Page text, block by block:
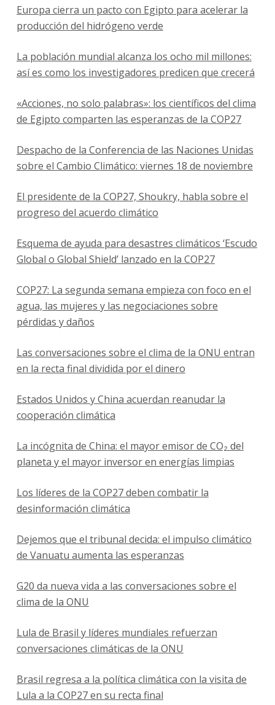
Europa cierra un pacto con Egipto para acelerar la
producción del hidrógeno verde
La población mundial alcanza los ocho mil millones:
así es como los investigadores predicen que crecerá
«Acciones, no solo palabras»: los científicos del clima
de Egipto comparten las esperanzas de la COP27
Despacho de la Conferencia de las Naciones Unidas
sobre el Cambio Climático: viernes 18 de noviembre
El presidente de la COP27, Shoukry, habla sobre el
progreso del acuerdo climático
Esquema de ayuda para desastres climáticos ‘Escudo
Global o Global Shield’ lanzado en la COP27
COP27: La segunda semana empieza con foco en el
agua, las mujeres y las negociaciones sobre
pérdidas y daños
Las conversaciones sobre el clima de la ONU entran
en la recta final dividida por el dinero
Estados Unidos y China acuerdan reanudar la
cooperación climática
La incógnita de China: el mayor emisor de CO₂ del
planeta y el mayor inversor en energías limpias
Los líderes de la COP27 deben combatir la
desinformación climática
Dejemos que el tribunal decida: el impulso climático
de Vanuatu aumenta las esperanzas
G20 da nueva vida a las conversaciones sobre el
clima de la ONU
Lula de Brasil y líderes mundiales refuerzan
conversaciones climáticas de la ONU
Brasil regresa a la política climática con la visita de
Lula a la COP27 en su recta final